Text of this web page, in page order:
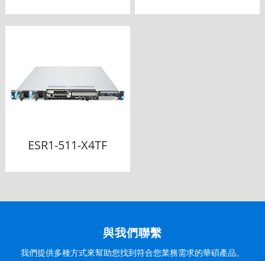
ESR1-511-X4TF
與我們聯繫
我們提供多種方式來幫助您找到符合您業務需求的華碩產品。